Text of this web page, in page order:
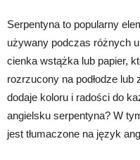
Serpentyna to popularny
używany podczas różnych
cienka wstążka lub papier,
rozrzucony na podłodze
dodaje koloru i radości do
angielsku serpentyna? W
jest tłumaczone na język